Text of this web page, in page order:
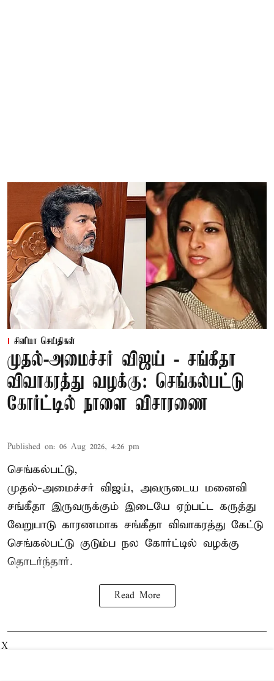
சினிமா செய்திகள்
முதல்-அமைச்சர் விஜய் - சங்கீதா
விவாகரத்து வழக்கு: செங்கல்பட்டு
கோர்ட்டில் நாளை விசாரணை
Published on: 06 Aug 2026, 4:26 pm
செங்கல்பட்டு,
முதல்-அமைச்சர் விஜய், அவருடைய மனைவி
சங்கீதா இருவருக்கும் இடையே ஏற்பட்ட கருத்து
வேறுபாடு காரணமாக சங்கீதா விவாகரத்து கேட்டு
செங்கல்பட்டு குடும்ப நல கோர்ட்டில் வழக்கு
தொடர்ந்தார்.
Read More
X